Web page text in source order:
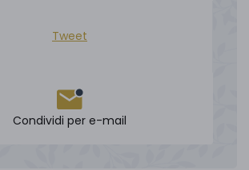
Tweet
Condividi per e-mail